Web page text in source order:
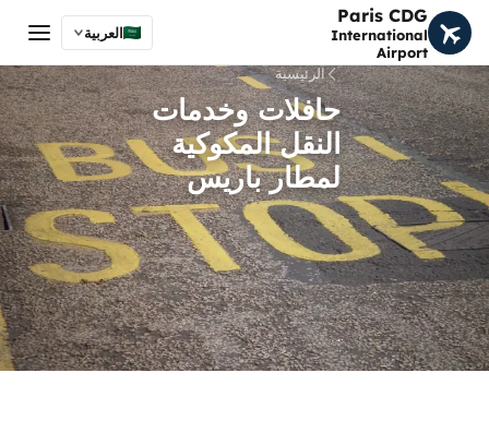
Paris CDG
International
Airport
العربية
الرئيسية
حافلات وخدمات
النقل المكوكية
لمطار باريس